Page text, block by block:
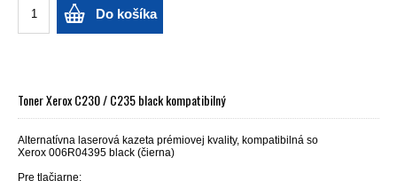
Do košíka
Toner Xerox C230 / C235 black kompatibilný
Alternatívna laserová kazeta prémiovej kvality, kompatibilná so
Xerox 006R04395 black (čierna)
Pre tlačiarne: